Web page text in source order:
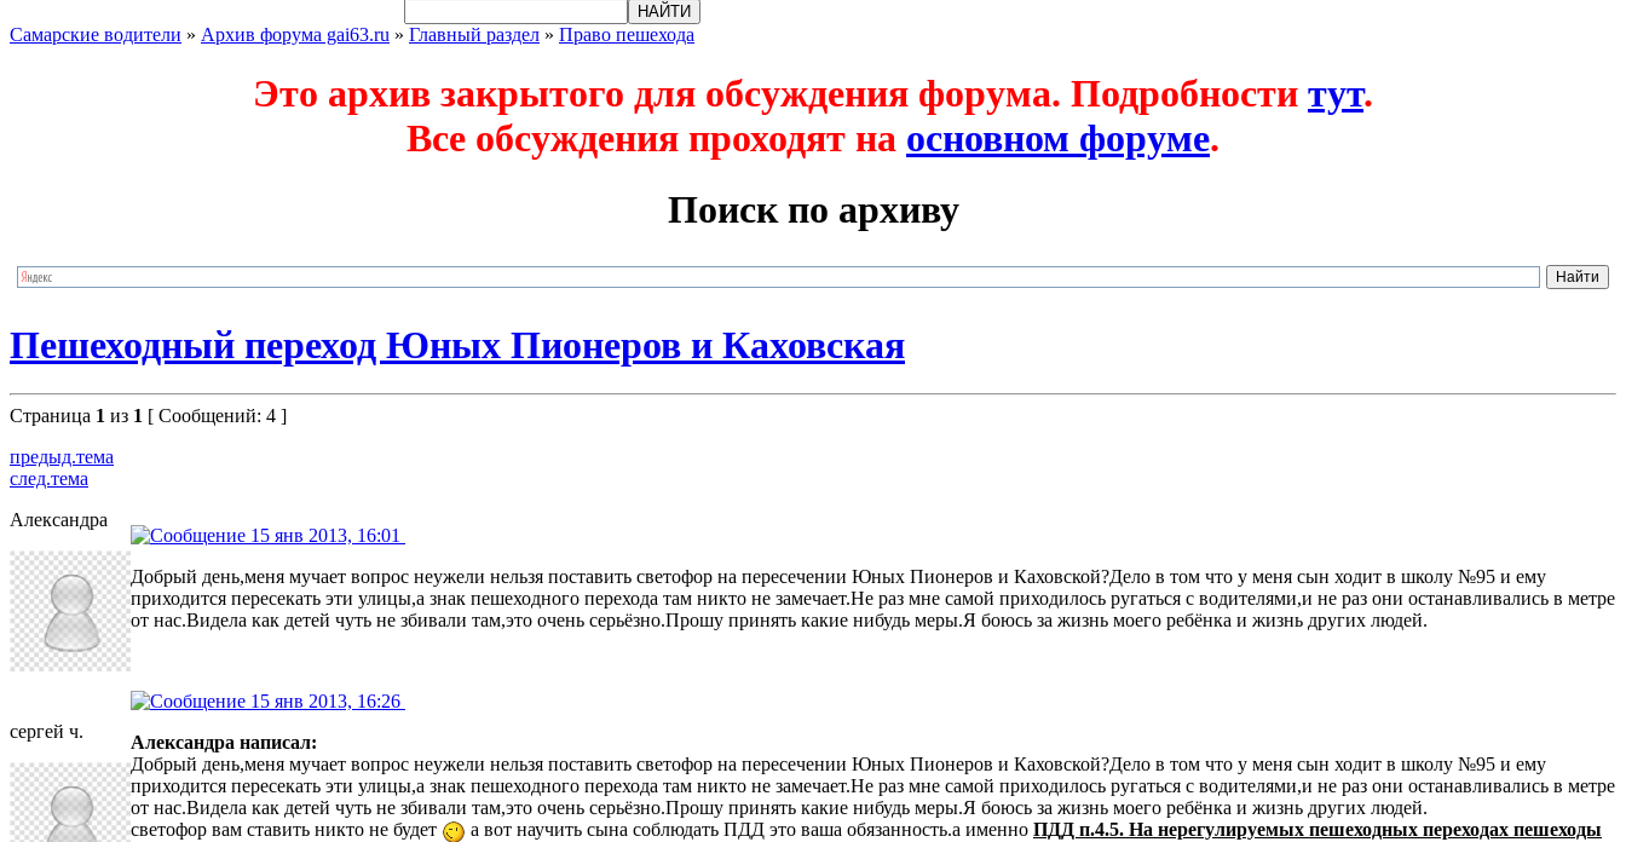
Самарские водители » Архив форума gai63.ru » Главный раздел » Право пешехода
Это архив закрытого для обсуждения форума. Подробности тут.
Все обсуждения проходят на основном форуме.
Поиск по архиву
Пешеходный переход Юных Пионеров и Каховская
Страница 1 из 1 [ Сообщений: 4 ]
предыд.тема
след.тема
Александра
15 янв 2013, 16:01
Добрый день,меня мучает вопрос неужели нельзя поставить светофор на пересечении Юных Пионеров и Каховской?Дело в том что у меня сын ходит в школу №95 и ему
приходится пересекать эти улицы,а знак пешеходного перехода там никто не замечает.Не раз мне самой приходилось ругаться с водителями,и не раз они останавливались в метре
от нас.Видела как детей чуть не збивали там,это очень серьёзно.Прошу принять какие нибудь меры.Я боюсь за жизнь моего ребёнка и жизнь других людей.
сергей ч.
15 янв 2013, 16:26
Александра написал:
Добрый день,меня мучает вопрос неужели нельзя поставить светофор на пересечении Юных Пионеров и Каховской?Дело в том что у меня сын ходит в школу №95 и ему
приходится пересекать эти улицы,а знак пешеходного перехода там никто не замечает.Не раз мне самой приходилось ругаться с водителями,и не раз они останавливались в метре
от нас.Видела как детей чуть не збивали там,это очень серьёзно.Прошу принять какие нибудь меры.Я боюсь за жизнь моего ребёнка и жизнь других людей.
светофор вам ставить никто не будет
а вот научить сына соблюдать ПДД это ваша обязанность.а именно ПДД п.4.5. На нерегулируемых пешеходных переходах пешеходы